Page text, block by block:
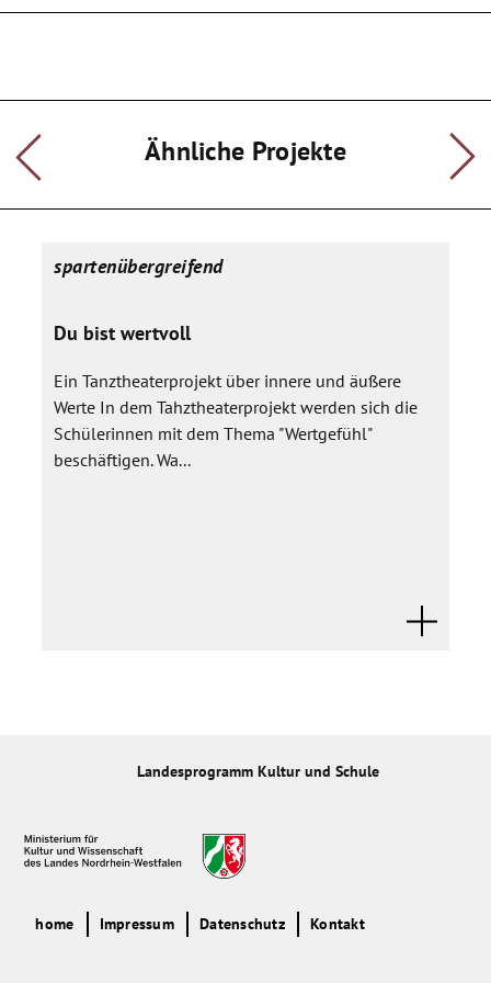
Raum.
verbundenen Kindern/Jugendlichen in Kenia (Sauti Kuu
Stiftung) korrespondieren, d.h. wir lernen an/mit
dortige Tradition sehr konkret kennen und können sie auch
Zudem werden wir und mit der dortigen Institution medial
Eine Entdeckung zur globalen Gesellschaft.
Am Ende des Projekts werden beide "Stränge" zur Aufführung
kommen:
Tänzerisch, Rhythmisch, Gesanglich und Virtuell/Bildhaft.
Ähnliche Projekte
spartenübergreifend
Du bist wertvoll
Ein Tanztheaterprojekt über innere und äußere
Werte In dem Tahztheaterprojekt werden sich die
Schülerinnen mit dem Thema "Wertgefühl"
beschäftigen. Wa...
Landesprogramm Kultur und Schule
home Impressum Datenschutz Kontakt